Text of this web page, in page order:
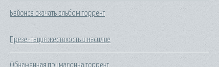
Бейонсе скачать альбом торрент
Презентация жестокость и насилие
Обнаженная примадонна торрент